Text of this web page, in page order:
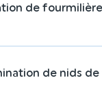
de
de nids de